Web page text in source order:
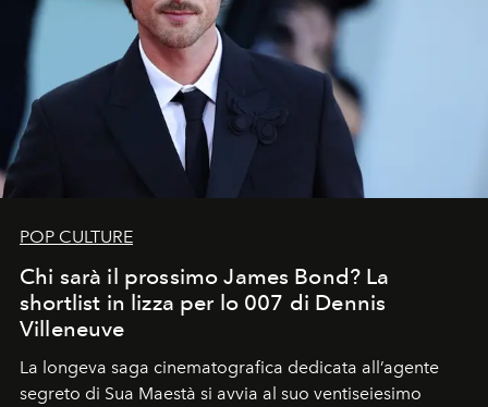
POP CULTURE
Chi sarà il prossimo James Bond? La
shortlist in lizza per lo 007 di Dennis
Villeneuve
La longeva saga cinematografica dedicata all’agente
segreto di Sua Maestà si avvia al suo ventiseiesimo